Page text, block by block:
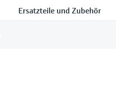
Ersatzteile und Zubehör